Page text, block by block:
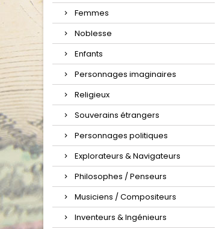
Femmes
Noblesse
Enfants
Personnages imaginaires
Religieux
Souverains étrangers
Personnages politiques
Explorateurs & Navigateurs
Philosophes / Penseurs
Musiciens / Compositeurs
Inventeurs & Ingénieurs